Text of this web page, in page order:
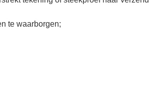
te waarborgen;